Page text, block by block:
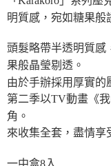
明質感，宛如糖果般
頭髮略帶半透明質感
果般晶瑩剔透。
由於手辦採用厚實的
第二季以TV動畫《
角。
來收集全套，盡情享
一中盒8入